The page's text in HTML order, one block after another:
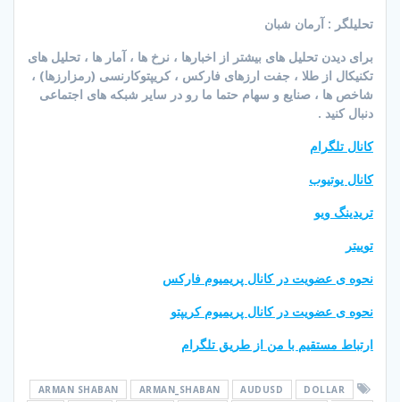
تحلیلگر : آرمان شبان
برای دیدن تحلیل های بیشتر از اخبارها ، نرخ ها ، آمار ها ، تحلیل های
تکنیکال از طلا ، جفت ارزهای فارکس ، کریپتوکارنسی (رمزارزها) ،
شاخص ها ، صنایع و سهام حتما ما رو در سایر شبکه های اجتماعی
دنبال کنید .
کانال تلگرام
کانال یوتیوب
تریدینگ ویو
توییتر
نحوه ی عضویت در کانال پریمیوم فارکس
نحوه ی عضویت در کانال پریمیوم کریپتو
ارتباط مستقیم با من از طریق تلگرام
ARMAN SHABAN ARMAN_SHABAN AUDUSD
DOLLAR